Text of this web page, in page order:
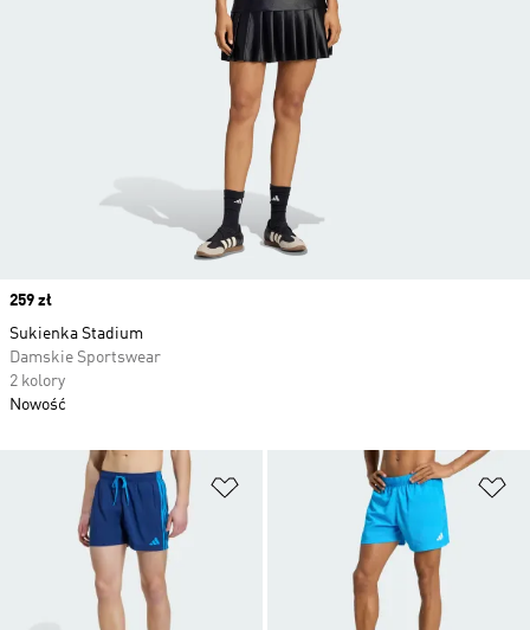
Dodaj do listy życzeń
Price
259 zł
Sukienka Stadium
Damskie Sportswear
2 kolory
Nowość